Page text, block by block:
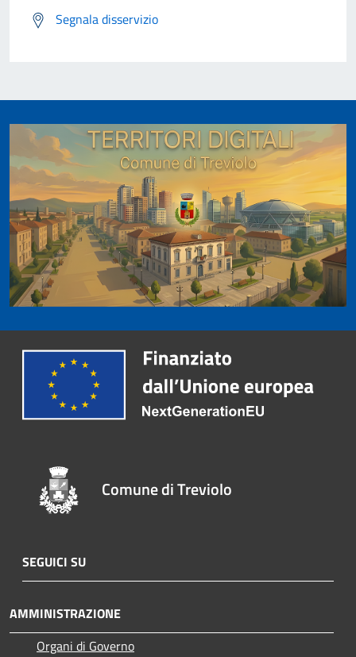
Segnala disservizio
Comune di Treviolo
SEGUICI SU
AMMINISTRAZIONE
Organi di Governo